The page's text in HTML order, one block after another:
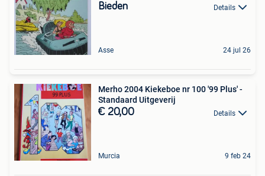
Bieden Details
Asse 24 jul 26
Merho 2004 Kiekeboe nr 100 '99 Plus' -
Standaard Uitgeverij
€ 20,00 Details
Murcia 9 feb 24